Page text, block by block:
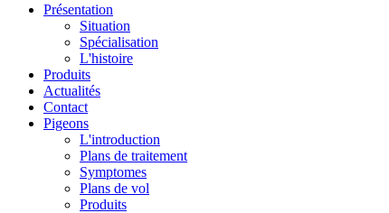
Présentation
Situation
Spécialisation
L'histoire
Produits
Actualités
Contact
Pigeons
L'introduction
Plans de traitement
Symptomes
Plans de vol
Produits